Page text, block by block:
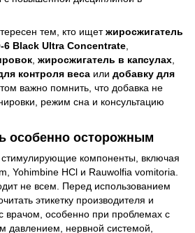
тем, кто ищетжиросжигатель
6 Black Ultra Concentrate
жиросжигатель в капсулах
контроля веса или добавку для
важно помнить, что добавка не
режим сна и консультацию
особенно осторожным
стимулирующие компоненты, включая
Yohimbine HCl и Rauwolfia vomitoria.
не всем. Перед использованием
этикетку производителя и
врачом, особенно при проблемах с
давлением, нервной системой,